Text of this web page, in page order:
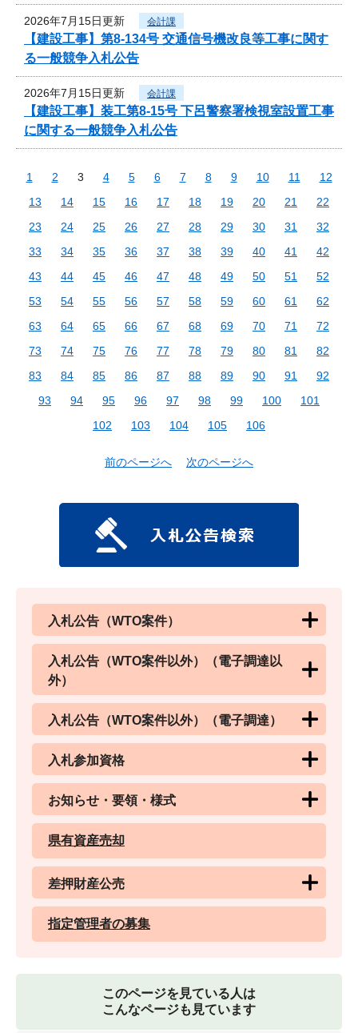
2026年7月15日更新 会計課
【建設工事】第8-134号 交通信号機改良等工事に関す
る一般競争入札公告
2026年7月15日更新 会計課
【建設工事】装工第8-15号 下呂警察署検視室設置工事
に関する一般競争入札公告
1 2 3 4 5 6 7 8 9 10 11
12
13
14 15 16 17 18 19 20 21
22
23
24 25 26 27 28 29 30 31
32
33
34 35 36 37 38 39 40 41
42
43
44 45 46 47 48 49 50 51
52
53
54 55 56 57 58 59 60 61
62
63
64 65 66 67 68 69 70 71
72
73
74 75 76 77 78 79 80 81
82
83
84 85 86 87 88 89 90 91
92
93
94 95 96 97 98 99 100
101
102
103 104 105 106
前のページへ 次のページへ
入札公告（WTO案件）
入札公告（WTO案件以外）（電子調達以
外）
入札公告（WTO案件以外）（電子調達）
入札参加資格
お知らせ・要領・様式
県有資産売却
差押財産公売
指定管理者の募集
このページを見ている人は
こんなページも見ています